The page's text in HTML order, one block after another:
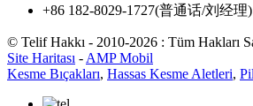
+86 182-8029-1727(普通话/刘经理)
© Telif Hakkı - 2010-2026 : Tüm Hakları
Site Haritası - AMP Mobil
Kesme Bıçakları, Hassas Kesme Aletleri,